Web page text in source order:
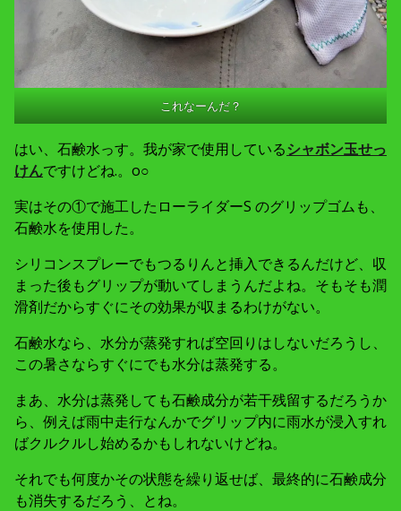
これなーんだ？
はい、石鹸水っす。我が家で使用しているシャボン玉せっ
けんですけどね.。o○
実はその①で施工したローライダーS のグリップゴムも、
石鹸水を使用した。
シリコンスプレーでもつるりんと挿入できるんだけど、収
まった後もグリップが動いてしまうんだよね。そもそも潤
滑剤だからすぐにその効果が収まるわけがない。
石鹸水なら、水分が蒸発すれば空回りはしないだろうし、
この暑さならすぐにでも水分は蒸発する。
まあ、水分は蒸発しても石鹸成分が若干残留するだろうか
ら、例えば雨中走行なんかでグリップ内に雨水が浸入すれ
ばクルクルし始めるかもしれないけどね。
それでも何度かその状態を繰り返せば、最終的に石鹸成分
も消失するだろう、とね。